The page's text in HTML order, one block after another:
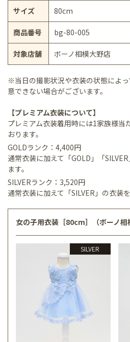
サイズ 80cm
商品番号 bg-80-005
対象店舗 ボーノ相模大野店
※当日の撮影状況や衣装の状態によ
意できない場合がございます。
【プレミアム衣装について】
プレミアム衣装着用時には1家族様当
おります。
GOLDランク：4,400円
通常衣装に加えて「GOLD」「
ます。
SILVERランク：3,520円
通常衣装に加えて「SILVER」の衣装
女の子用衣装［80cm］（ボーノ相
SILVER